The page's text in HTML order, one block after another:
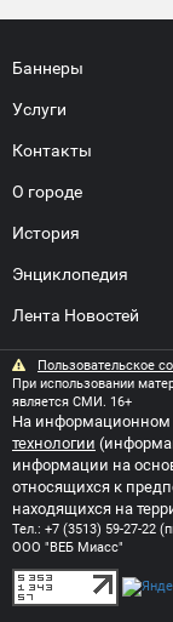
Баннеры
Услуги
Контакты
О городе
История
Энциклопедия
Лента Новостей
Пользовательское
При использовании
является СМИ. 16+
На информационном
технологии
информации на
относящихся к
находящихся на
Тел.: +7 (3513) 59-27-22
ООО "ВЕБ Миасс"